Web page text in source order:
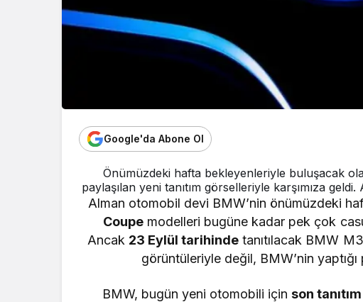
Google'da Abone Ol
Önümüzdeki hafta bekleyenleriyle buluşacak
paylaşılan yeni tanıtım görselleriyle karşımıza
Alman otomobil devi BMW’nin önümüzdeki
Coupe modelleri bugüne kadar pek çok
Ancak 23 Eylül tarihinde tanıtılacak BMW
görüntüleriyle değil, BMW’nin yaptığı
BMW, bugün yeni otomobili için son